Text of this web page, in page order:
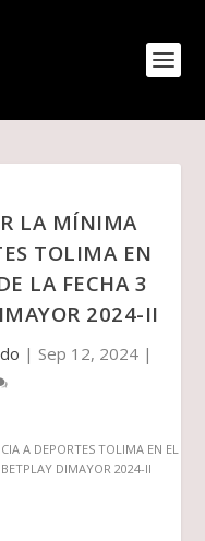
LA MÍNIMA
TOLIMA EN
LA FECHA 3
2024-II
| Sep 12, 2024|